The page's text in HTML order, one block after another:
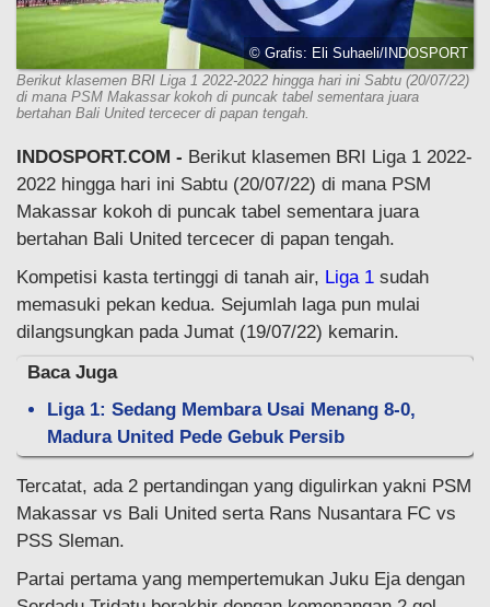
© Grafis: Eli Suhaeli/INDOSPORT
Berikut klasemen BRI Liga 1 2022-2022 hingga hari ini Sabtu (20/07/22)
di mana PSM Makassar kokoh di puncak tabel sementara juara
bertahan Bali United tercecer di papan tengah.
INDOSPORT.COM - Berikut klasemen BRI Liga 1 2022-
2022 hingga hari ini Sabtu (20/07/22) di mana PSM
Makassar kokoh di puncak tabel sementara juara
bertahan Bali United tercecer di papan tengah.
Kompetisi kasta tertinggi di tanah air, Liga 1 sudah
memasuki pekan kedua. Sejumlah laga pun mulai
dilangsungkan pada Jumat (19/07/22) kemarin.
Baca Juga
Liga 1: Sedang Membara Usai Menang 8-0,
Madura United Pede Gebuk Persib
Tercatat, ada 2 pertandingan yang digulirkan yakni PSM
Makassar vs Bali United serta Rans Nusantara FC vs
PSS Sleman.
Partai pertama yang mempertemukan Juku Eja dengan